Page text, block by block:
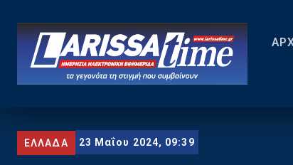
ΕΛΛΑΔΑ 23 Μαΐου 2024, 09:39